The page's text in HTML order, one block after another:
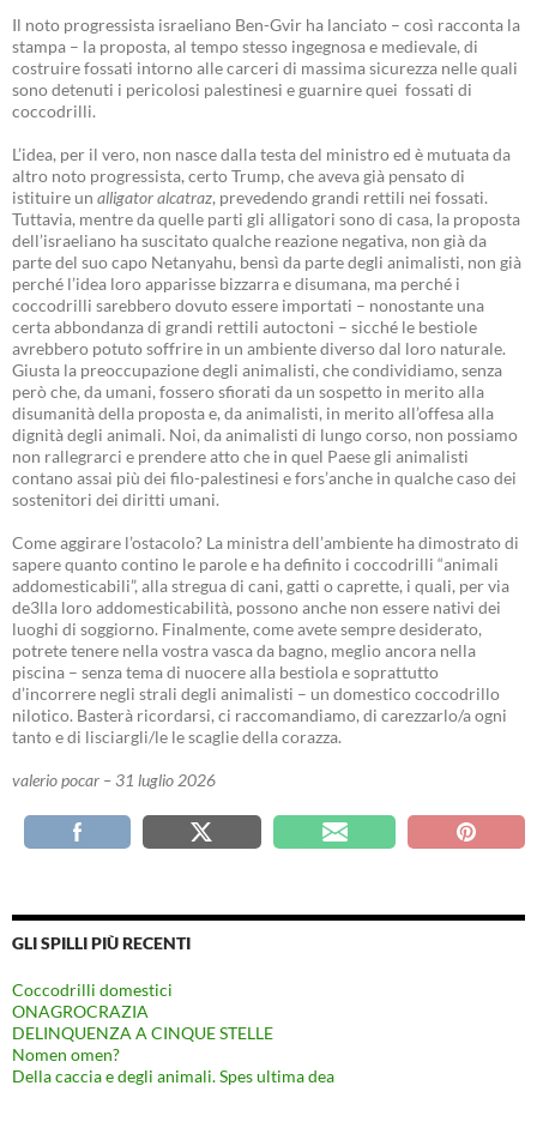
Il noto progressista israeliano Ben-Gvir ha lanciato – così racconta la
stampa – la proposta, al tempo stesso ingegnosa e medievale, di
costruire fossati intorno alle carceri di massima sicurezza nelle quali
sono detenuti i pericolosi palestinesi e guarnire quei fossati di
coccodrilli.
L’idea, per il vero, non nasce dalla testa del ministro ed è mutuata da
altro noto progressista, certo Trump, che aveva già pensato di
istituire un alligator alcatraz, prevedendo grandi rettili nei fossati.
Tuttavia, mentre da quelle parti gli alligatori sono di casa, la proposta
dell’israeliano ha suscitato qualche reazione negativa, non già da
parte del suo capo Netanyahu, bensì da parte degli animalisti, non già
perché l’idea loro apparisse bizzarra e disumana, ma perché i
coccodrilli sarebbero dovuto essere importati – nonostante una
certa abbondanza di grandi rettili autoctoni – sicché le bestiole
avrebbero potuto soffrire in un ambiente diverso dal loro naturale.
Giusta la preoccupazione degli animalisti, che condividiamo, senza
però che, da umani, fossero sfiorati da un sospetto in merito alla
disumanità della proposta e, da animalisti, in merito all’offesa alla
dignità degli animali. Noi, da animalisti di lungo corso, non possiamo
non rallegrarci e prendere atto che in quel Paese gli animalisti
contano assai più dei filo-palestinesi e fors’anche in qualche caso dei
sostenitori dei diritti umani.
Come aggirare l’ostacolo? La ministra dell’ambiente ha dimostrato di
sapere quanto contino le parole e ha definito i coccodrilli “animali
addomesticabili”, alla stregua di cani, gatti o caprette, i quali, per via
de3lla loro addomesticabilità, possono anche non essere nativi dei
luoghi di soggiorno. Finalmente, come avete sempre desiderato,
potrete tenere nella vostra vasca da bagno, meglio ancora nella
piscina – senza tema di nuocere alla bestiola e soprattutto
d’incorrere negli strali degli animalisti – un domestico coccodrillo
nilotico. Basterà ricordarsi, ci raccomandiamo, di carezzarlo/a ogni
tanto e di lisciargli/le le scaglie della corazza.
valerio pocar – 31 luglio 2026
GLI SPILLI PIÙ RECENTI
Coccodrilli domestici
ONAGROCRAZIA
DELINQUENZA A CINQUE STELLE
Nomen omen?
Della caccia e degli animali. Spes ultima dea